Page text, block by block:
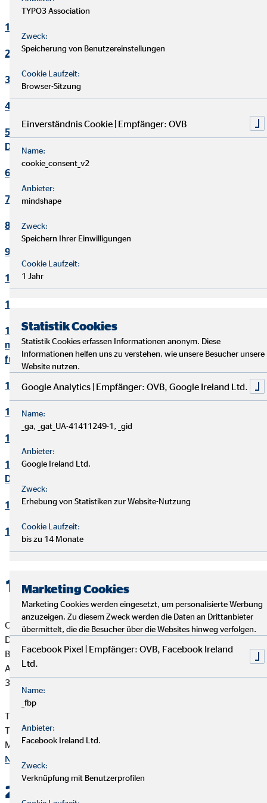
1. Verantwortlicher
2. Kontakt Datenschutzbeauftragter
3. Maßgebliche Rechtsgrundlagen
4. Sicherheitsmaßnahmen
5. Übermittlung und Offenbarung von personenbezogenen
Daten
6. Datenverarbeitung in Drittländern
7. Einsatz von Cookies
8. Kontaktaufnahme
9. Bereitstellung des Onlineangebotes und Webhosting
10. Bewerbungsverfahren
11. Online-Marketing
12. Informationen zum Datenschutz und rechtlich
notwendige Informationen beim Einsatz des Service "Zoom"
für Videokonferenzen
13. Löschung von Daten
14. Präsenzen in sozialen Netzwerken
15. Plugins und eingebettete Funktionen sowie Inhalte
16. Änderung und Aktualisierung der
Datenschutzerklärung
17. Rechte der betroffenen Personen
18. Begriffsdefinitionen
1. Verantwortlicher
OVB Vermögensberatung AG
David Storch
Bezirksdirektor für die OVB
Agnes-Huenninger-Str. 2
36041 Fulda
Telefon: +49 661 933 510
Telefax: +49 661 933 5120
Mail:david-storch@ovb.de
Nach oben
2. Kontakt
TYPO3 Association
Zweck:
Speicherung von Benutzereinstellungen
Cookie Laufzeit:
Browser-Sitzung
Einverständnis Cookie | Empfänger: OVB
Name:
cookie_consent_v2
Anbieter:
mindshape
Zweck:
Speichern Ihrer Einwilligungen
Cookie Laufzeit:
1 Jahr
Statistik Cookies
Statistik Cookies erfassen Informationen anonym. Diese
Informationen helfen uns zu verstehen, wie unsere Besucher unsere
Website nutzen.
Google Analytics | Empfänger: OVB, Google Ireland Ltd.
Name:
_ga, _gat_UA-41411249-1, _gid
Anbieter:
Google Ireland Ltd.
Zweck:
Erhebung von Statistiken zur Website-Nutzung
Cookie Laufzeit:
bis zu 14 Monate
Marketing Cookies
Marketing Cookies werden eingesetzt, um personalisierte Werbung
anzuzeigen. Zu diesem Zweck werden die Daten an Drittanbieter
übermittelt, die die Besucher über die Websites hinweg verfolgen.
Facebook Pixel | Empfänger: OVB, Facebook Ireland
Ltd.
Name:
_fbp
Anbieter:
Facebook Ireland Ltd.
Zweck:
Verknüpfung mit Benutzerprofilen